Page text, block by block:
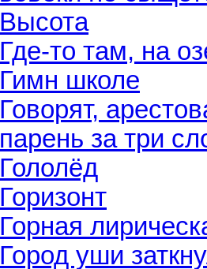
Высота
Где-то там, на
Гимн школе
Говорят,
парень за три
Гололёд
Горизонт
Горная
Город уши